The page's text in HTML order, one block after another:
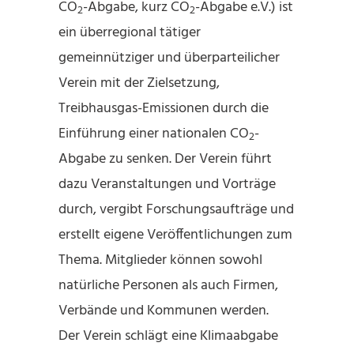
CO2-Abgabe, kurz CO2-Abgabe e.V.) ist
ein überregional tätiger
gemeinnütziger und überparteilicher
Verein mit der Zielsetzung,
Treibhausgas-Emissionen durch die
Einführung einer nationalen CO2-
Abgabe zu senken. Der Verein führt
dazu Veranstaltungen und Vorträge
durch, vergibt Forschungsaufträge und
erstellt eigene Veröffentlichungen zum
Thema. Mitglieder können sowohl
natürliche Personen als auch Firmen,
Verbände und Kommunen werden.
Der Verein schlägt eine Klimaabgabe